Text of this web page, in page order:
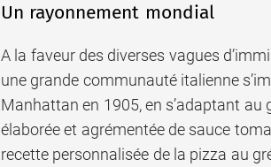
Un rayonnement mondial
A la faveur des diverses vagues
une grande communauté italienne
Manhattan en 1905, en s’adaptant
élaborée et agrémentée de sauce
recette personnalisée de la pizza au